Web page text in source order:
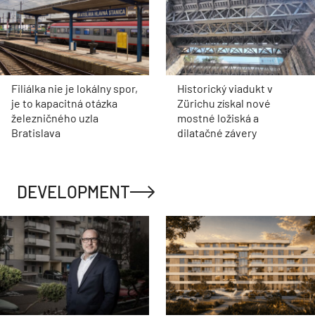
Filiálka nie je lokálny spor,
je to kapacitná otázka
železničného uzla
Bratislava
Historický viadukt v
Zürichu získal nové
mostné ložiská a
dilatačné závery
DEVELOPMENT